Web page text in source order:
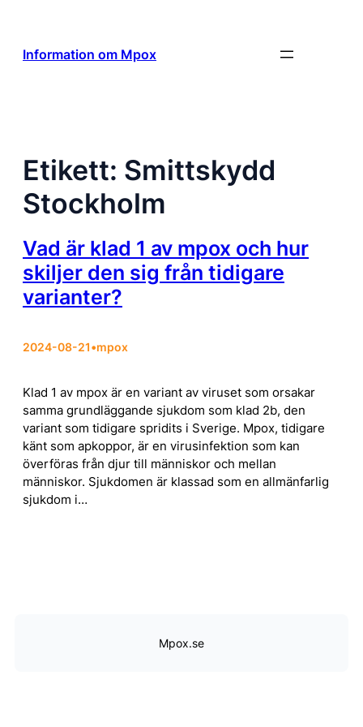
innehåll
Information om Mpox
Etikett: Smittskydd
Stockholm
Vad är klad 1 av mpox och hur
skiljer den sig från tidigare
varianter?
2024-08-21•mpox
Klad 1 av mpox är en variant av viruset som orsakar
samma grundläggande sjukdom som klad 2b, den
variant som tidigare spridits i Sverige. Mpox, tidigare
känt som apkoppor, är en virusinfektion som kan
överföras från djur till människor och mellan
människor. Sjukdomen är klassad som en allmänfarlig
sjukdom i…
Mpox.se